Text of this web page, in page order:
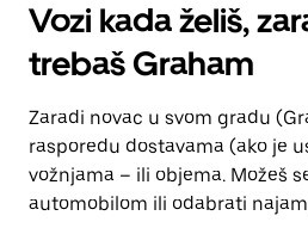
Vozi kada želiš,
trebaš Graham
Zaradi novac u svom gradu
rasporedu dostavama (ako je
vožnjama – ili objema. Možeš
automobilom ili odabrati